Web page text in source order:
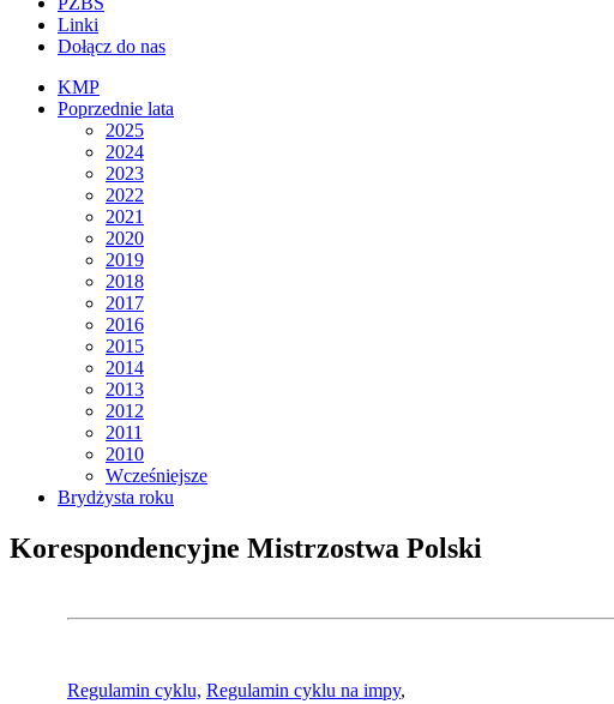
Linki
Dołącz do nas
KMP
Poprzednie lata
2025
2024
2023
2022
2021
2020
2019
2018
2017
2016
2015
2014
2013
2012
2011
2010
Wcześniejsze
Brydżysta roku
Korespondencyjne Mistrzostwa Polski
Regulamin cyklu, Regulamin cyklu na impy,